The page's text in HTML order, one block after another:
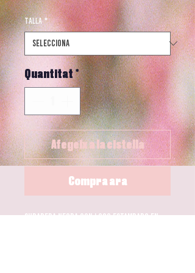
normal d'oferta
Talla *
Quantitat*
Afegeix a la cistella
Compra ara
Sudadera negra con logo estampado en